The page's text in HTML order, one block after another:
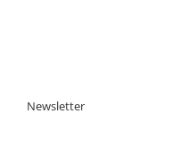
Newsletter